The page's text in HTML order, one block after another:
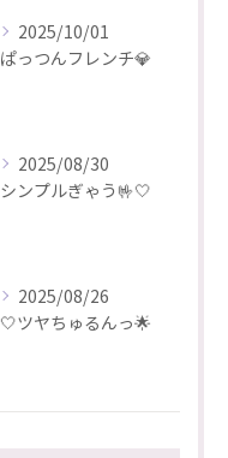
2025/10/01
ぱっつんフレンチ💎
2025/08/30
シンプルぎゃう🤟🤍
2025/08/26
🤍ツヤちゅるんっ🌟